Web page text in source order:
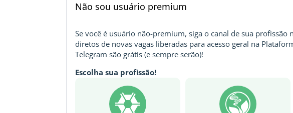
Não sou usuário premium
Se você é usuário não-premium, siga o canal de sua profissão
diretos de novas vagas liberadas para acesso geral na
Telegram são grátis (e sempre serão)!
Escolha sua profissão!